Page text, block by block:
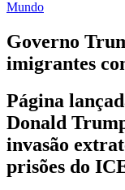
Mundo
Governo
imigrantes
Página
Donald
invasão
prisões do